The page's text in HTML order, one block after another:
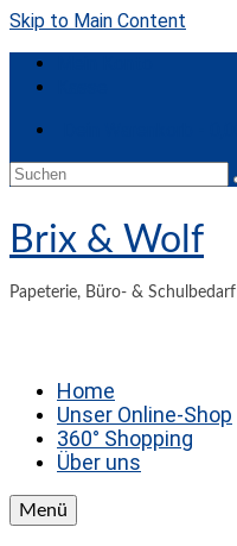
Skip to Main Content
Suchen
Brix & Wolf
Papeterie, Büro- & Schulbedarf
Home
Unser Online-Shop
360° Shopping
Über uns
Menü